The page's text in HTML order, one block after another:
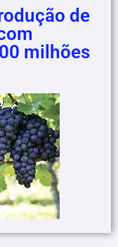
de
milhões